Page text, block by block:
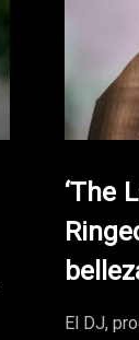
‘The
El DJ,